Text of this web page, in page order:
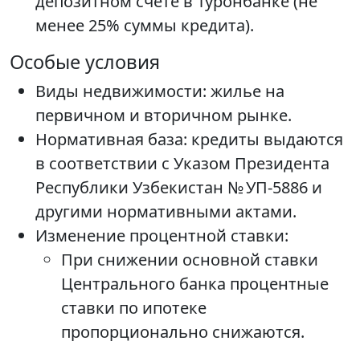
менее 25% суммы кредита).
Особые условия
Виды недвижимости: жилье на
первичном и вторичном рынке.
Нормативная база: кредиты выдаются
в соответствии с Указом Президента
Республики Узбекистан № УП-5886 и
другими нормативными актами.
Изменение процентной ставки:
При снижении основной ставки
Центрального банка процентные
ставки по ипотеке
пропорционально снижаются.